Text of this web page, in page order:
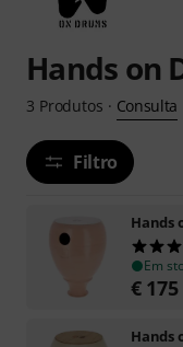
Hands on
3 Produtos · Consulta
Filtro
Hands
Em
€ 175
Hands